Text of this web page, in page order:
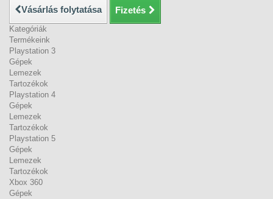
Vásárlás folytatása Fizetés
Kategóriák
Termékeink
Playstation 3
Gépek
Lemezek
Tartozékok
Playstation 4
Gépek
Lemezek
Tartozékok
Playstation 5
Gépek
Lemezek
Tartozékok
Xbox 360
Gépek